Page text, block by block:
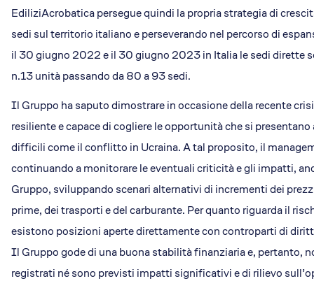
EdiliziAcrobatica persegue quindi la propria strategia di
sedi sul territorio italiano e perseverando nel percorso di
il 30 giugno 2022 e il 30 giugno 2023 in Italia le sedi dirette
n.13 unità passando da 80 a 93 sedi.
Il Gruppo ha saputo dimostrare in occasione della recente
resiliente e capace di cogliere le opportunità che si
difficili come il conflitto in Ucraina. A tal proposito, il
continuando a monitorare le eventuali criticità e gli impatti,
Gruppo, sviluppando scenari alternativi di incrementi dei
prime, dei trasporti e del carburante. Per quanto riguarda il
esistono posizioni aperte direttamente con controparti di
Il Gruppo gode di una buona stabilità finanziaria e, pertanto,
registrati né sono previsti impatti significativi e di rilievo